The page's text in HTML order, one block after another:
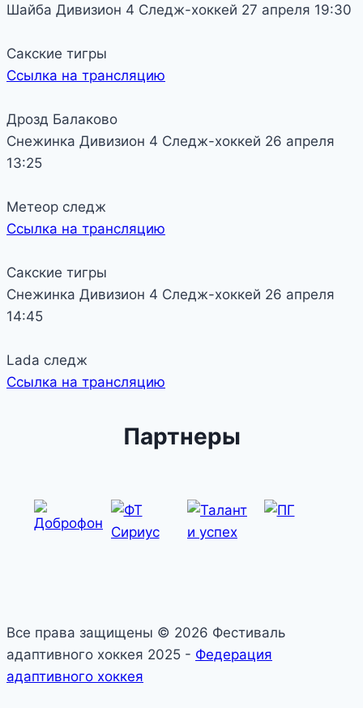
Шайба Дивизион 4 Следж-хоккей 27 апреля 19:30
Сакские тигры
Ссылка на трансляцию
Дрозд Балаково
Снежинка Дивизион 4 Следж-хоккей 26 апреля
13:25
Метеор следж
Ссылка на трансляцию
Сакские тигры
Снежинка Дивизион 4 Следж-хоккей 26 апреля
14:45
Lada следж
Ссылка на трансляцию
Партнеры
Все права защищены © 2026 Фестиваль
адаптивного хоккея 2025 - Федерация
адаптивного хоккея